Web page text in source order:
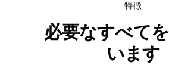
特徴
必要なすべて
います